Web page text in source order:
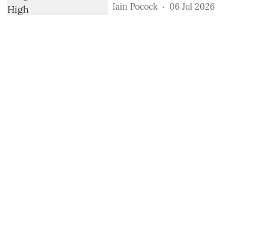
Iain Pocock 06 Jul 2026